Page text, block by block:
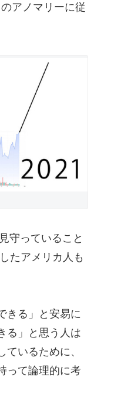
アノマリーに従
守っていること
たアメリカ人も
きる」と安易に
る」と思う人は
いるために、
って論理的に考